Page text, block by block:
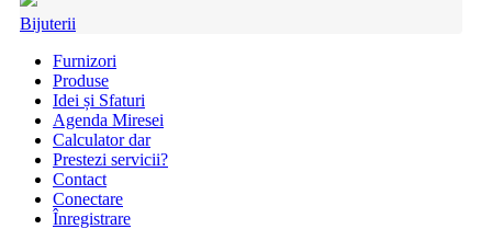
Bijuterii
Furnizori
Produse
Idei și Sfaturi
Agenda Miresei
Calculator dar
Prestezi servicii?
Contact
Conectare
Înregistrare